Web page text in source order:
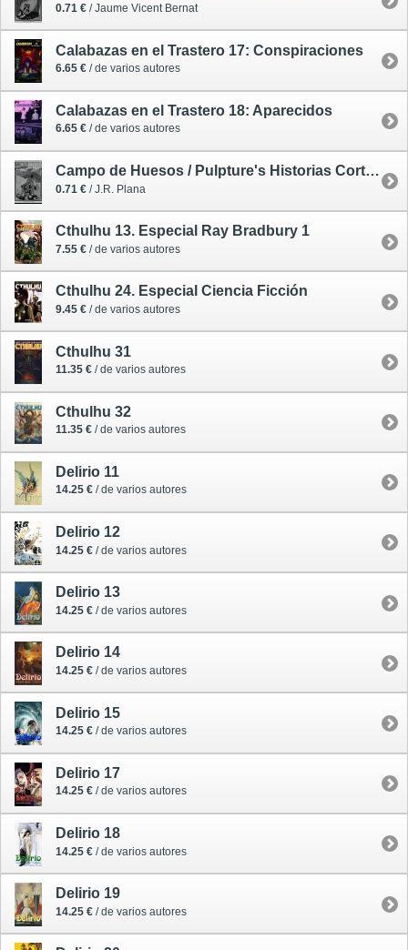
0.71 € / Jaume Vicent Bernat
Calabazas en el Trastero 17: Conspiraciones
6.65 € / de varios autores
Calabazas en el Trastero 18: Aparecidos
6.65 € / de varios autores
Campo de Huesos / Pulpture's Historias Cortas de Intensa Ficción 10
0.71 € / J.R. Plana
Cthulhu 13. Especial Ray Bradbury 1
7.55 € / de varios autores
Cthulhu 24. Especial Ciencia Ficción
9.45 € / de varios autores
Cthulhu 31
11.35 € / de varios autores
Cthulhu 32
11.35 € / de varios autores
Delirio 11
14.25 € / de varios autores
Delirio 12
14.25 € / de varios autores
Delirio 13
14.25 € / de varios autores
Delirio 14
14.25 € / de varios autores
Delirio 15
14.25 € / de varios autores
Delirio 17
14.25 € / de varios autores
Delirio 18
14.25 € / de varios autores
Delirio 19
14.25 € / de varios autores